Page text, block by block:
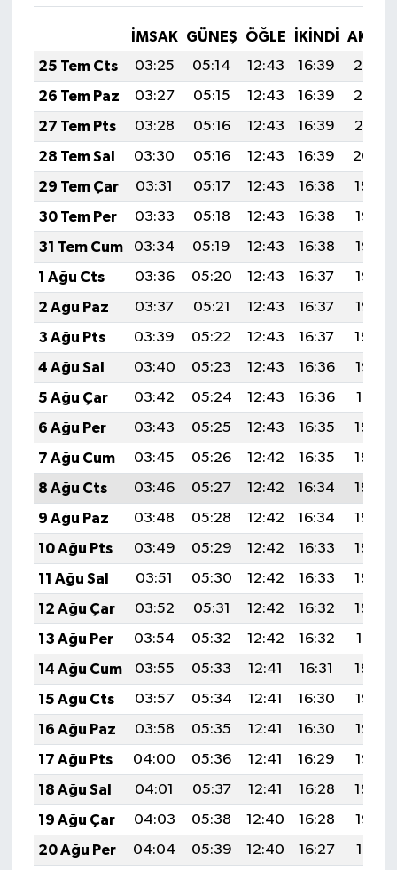
İMSAK GÜNEŞ ÖĞLE İKINDI
25 Tem Cts
03:25 05:14 12:43 16:39
20:03
26 Tem Paz
03:27 05:15 12:43 16:39
20:02
27 Tem Pts
03:28 05:16 12:43 16:39
20:01
28 Tem Sal
03:30 05:16 12:43 16:39
20:00
29 Tem Çar
03:31 05:17 12:43 16:38
19:59
30 Tem Per
03:33 05:18 12:43 16:38
19:58
31 Tem Cum
03:34 05:19 12:43 16:38
19:57
1 Ağu Cts
03:36 05:20 12:43 16:37
19:56
2 Ağu Paz
03:37 05:21 12:43 16:37
19:55
3 Ağu Pts
03:39 05:22 12:43 16:37
19:54
4 Ağu Sal
03:40 05:23 12:43 16:36
19:52
5 Ağu Çar
03:42 05:24 12:43 16:36
19:51
6 Ağu Per
03:43 05:25 12:43 16:35
19:50
7 Ağu Cum
03:45 05:26 12:42 16:35
19:49
8 Ağu Cts
03:46 05:27 12:42 16:34
19:48
9 Ağu Paz
03:48 05:28 12:42 16:34
19:46
10 Ağu Pts
03:49 05:29 12:42 16:33
19:45
11 Ağu Sal
03:51 05:30 12:42 16:33
19:44
12 Ağu Çar
03:52 05:31 12:42 16:32
19:42
13 Ağu Per
03:54 05:32 12:42 16:32
19:41
14 Ağu Cum
03:55 05:33 12:41 16:31
19:40
15 Ağu Cts
03:57 05:34 12:41 16:30
19:38
16 Ağu Paz
03:58 05:35 12:41 16:30
19:37
17 Ağu Pts
04:00 05:36 12:41 16:29
19:36
18 Ağu Sal
04:01 05:37 12:41 16:28
19:34
19 Ağu Çar
04:03 05:38 12:40 16:28
19:33
20 Ağu Per
04:04 05:39 12:40 16:27
19:31